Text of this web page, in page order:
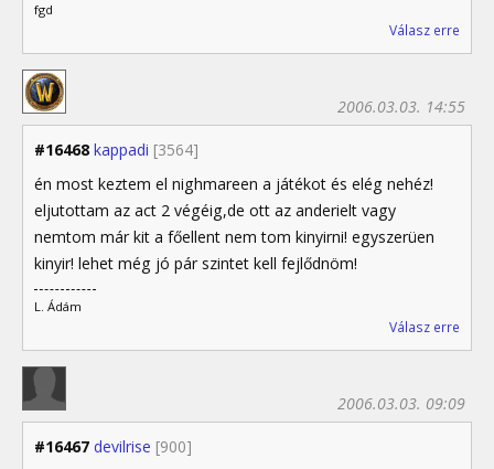
fgd
Válasz erre
#16468 kappadi [3564]
2006.03.03. 14:55
én most keztem el nighmareen a játékot és elég nehéz!
eljutottam az act 2 végéig,de ott az anderielt vagy
nemtom már kit a főellent nem tom kinyirni! egyszerüen
kinyir! lehet még jó pár szintet kell fejlődnöm!
L. Ádám
Válasz erre
#16467 devilrise [900]
2006.03.03. 09:09